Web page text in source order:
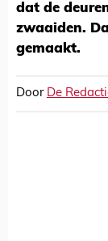
dat de
zwaaiden.
gemaakt.
Door De